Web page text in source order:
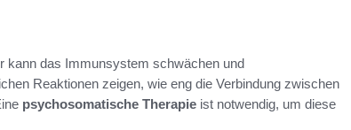
kann das Immunsystem schwächen und
Reaktionen zeigen, wie eng die Verbindung zwischen
psychosomatische Therapie ist notwendig, um diese